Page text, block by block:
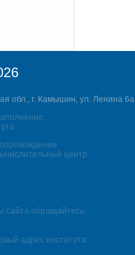
обл., г. Камышин, ул. Ленина 6а
центр
сайта обращайтесь:
адрес института: